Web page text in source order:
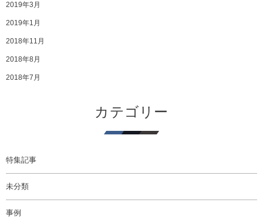
2019年3月
2019年1月
2018年11月
2018年8月
2018年7月
カテゴリー
特集記事
未分類
事例